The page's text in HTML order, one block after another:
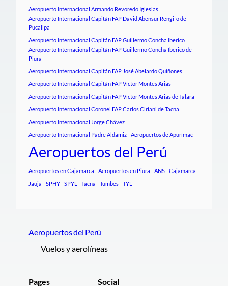
Aeropuerto Internacional Armando Revoredo Iglesias
Aeropuerto Internacional Capitán FAP David Abensur Rengifo de
Pucallpa
Aeropuerto Internacional Capitán FAP Guillermo Concha Iberico
Aeropuerto Internacional Capitán FAP Guillermo Concha Iberico de
Piura
Aeropuerto Internacional Capitán FAP José Abelardo Quiñones
Aeropuerto Internacional Capitán FAP Víctor Montes Arias
Aeropuerto Internacional Capitán FAP Víctor Montes Arias de Talara
Aeropuerto Internacional Coronel FAP Carlos Ciriani de Tacna
Aeropuerto Internacional Jorge Chávez
Aeropuerto Internacional Padre Aldamiz
Aeropuertos de Apurímac
Aeropuertos del Perú
Aeropuertos en Cajamarca Aeropuertos en Piura ANS
Cajamarca
Jauja
SPHY SPYL Tacna Tumbes TYL
Aeropuertos del Perú
Vuelos y aerolíneas
Pages Social